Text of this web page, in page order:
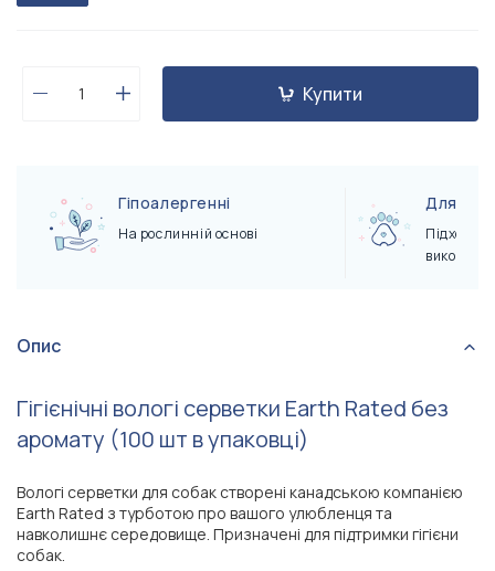
Купити
Гіпоалергенні
На рослинній основі
Для
Опис
Гігієнічні вологі серветки Earth Rated без
аромату (100 шт в упаковці)
Вологі серветки для собак створені канадською компанією
Earth Rated з турботою про вашого улюбленця та
навколишнє середовище. Призначені для підтримки гігієни
собак.